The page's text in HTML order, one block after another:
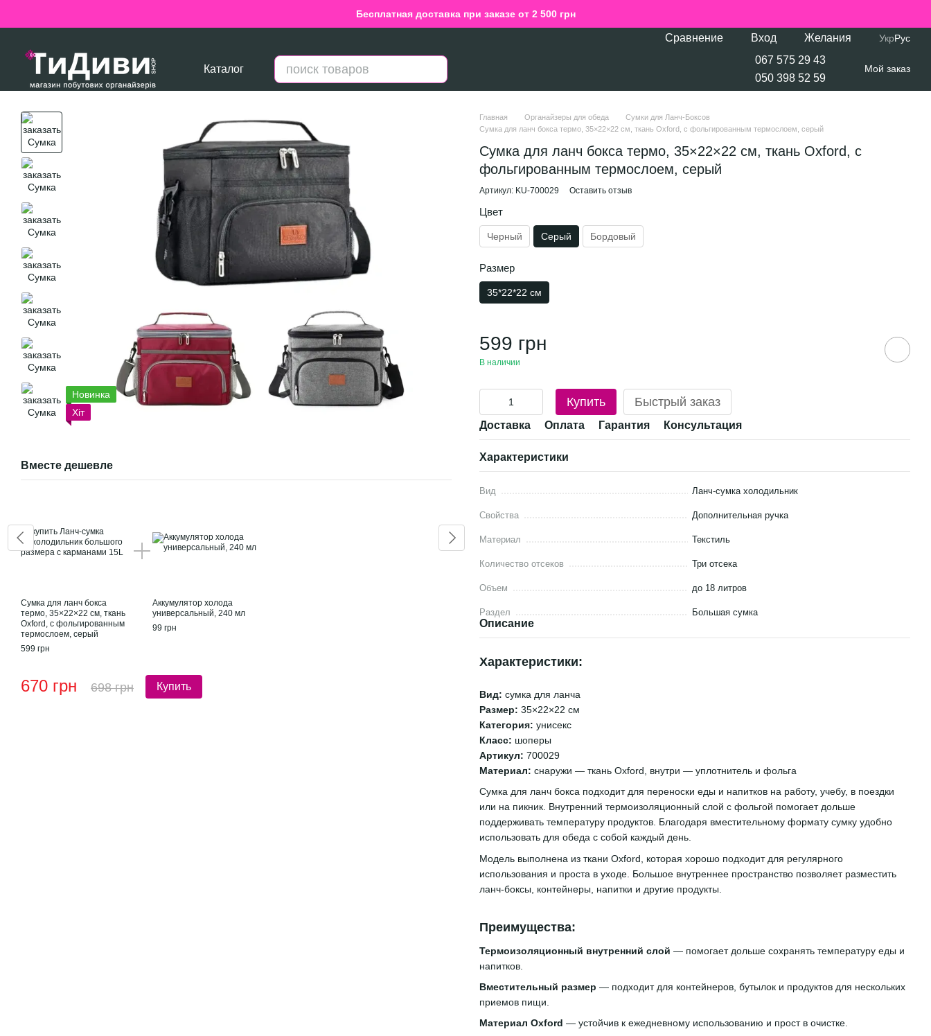
Бесплатная доставка при заказе от 2 500 грн
Сравнение Вход Желания УкрРус
Каталог
067 575 29 43
050 398 52 59
Мой заказ
Новинка
Хіт
Вместе дешевле
Сумка для ланч бокса
термо, 35×22×22 см, ткань
Oxford, с фольгированным
термослоем, серый
599 грн
Аккумулятор холода
универсальный, 240 мл
99 грн
670 грн 698 грн Купить
Вместе дешевле
термо, 35×22×22 см, ткань
Oxford, с фольгированным
1 114 грн 1 198 грн
Главная Органайзеры для обеда
Сумки для Ланч-Боксов
Сумка для ланч бокса термо, 35×22×22 см, ткань Oxford, с фольгированным термослоем, серый
Сумка для ланч бокса термо, 35×22×22 см, ткань Oxford, с
фольгированным термослоем, серый
Артикул: KU-700029 Оставить отзыв
Цвет
Черный Серый Бордовый
Размер
35*22*22 см
599 грн
В наличии
Купить Быстрый заказ
Доставка Оплата Гарантия Консультация
Характеристики
Вид Ланч-сумка холодильник
Свойства Дополнительная ручка
Материал Текстиль
Количество отсеков Три отсека
Объем до 18 литров
Раздел Большая сумка
Описание
Характеристики:
Вид: сумка для ланча
Размер: 35×22×22 см
Категория: унисекс
Класс: шоперы
Артикул: 700029
Материал: снаружи — ткань Oxford, внутри — уплотнитель и фольга
Сумка для ланч бокса подходит для переноски еды и напитков на работу, учебу, в поездки
или на пикник. Внутренний термоизоляционный слой с фольгой помогает дольше
поддерживать температуру продуктов. Благодаря вместительному формату сумку удобно
использовать для обеда с собой каждый день.
Модель выполнена из ткани Oxford, которая хорошо подходит для регулярного
использования и проста в уходе. Большое внутреннее пространство позволяет разместить
ланч-боксы, контейнеры, напитки и другие продукты.
Преимущества:
Термоизоляционный внутренний слой — помогает дольше сохранять температуру еды и
напитков.
Вместительный размер — подходит для контейнеров, бутылок и продуктов для нескольких
приемов пищи.
Материал Oxford — устойчив к ежедневному использованию и прост в очистке.